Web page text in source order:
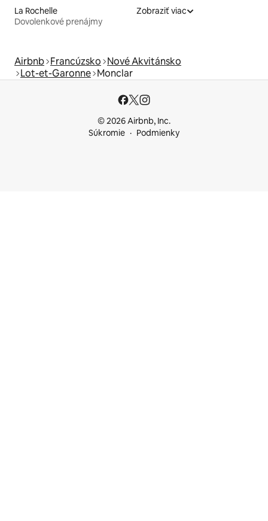
La Rochelle
Dovolenkové prenájmy
Zobraziť viac
Airbnb Francúzsko Nové Akvitánsko
Lot-et-Garonne Monclar
© 2026 Airbnb, Inc.
Súkromie
Podmienky